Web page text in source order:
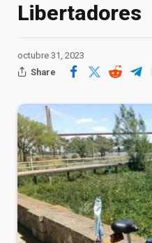
Libertadores
octubre 31, 2023
Share